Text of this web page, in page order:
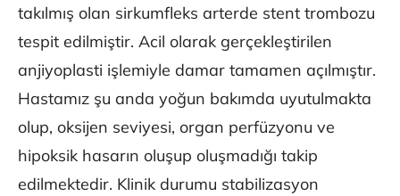
takılmış olan sirkumfleks arterde stent trombozu
tespit edilmiştir. Acil olarak gerçekleştirilen
anjiyoplasti işlemiyle damar tamamen açılmıştır.
Hastamız şu anda yoğun bakımda uyutulmakta
olup, oksijen seviyesi, organ perfüzyonu ve
hipoksik hasarın oluşup oluşmadığı takip
edilmektedir. Klinik durumu stabilizasyon